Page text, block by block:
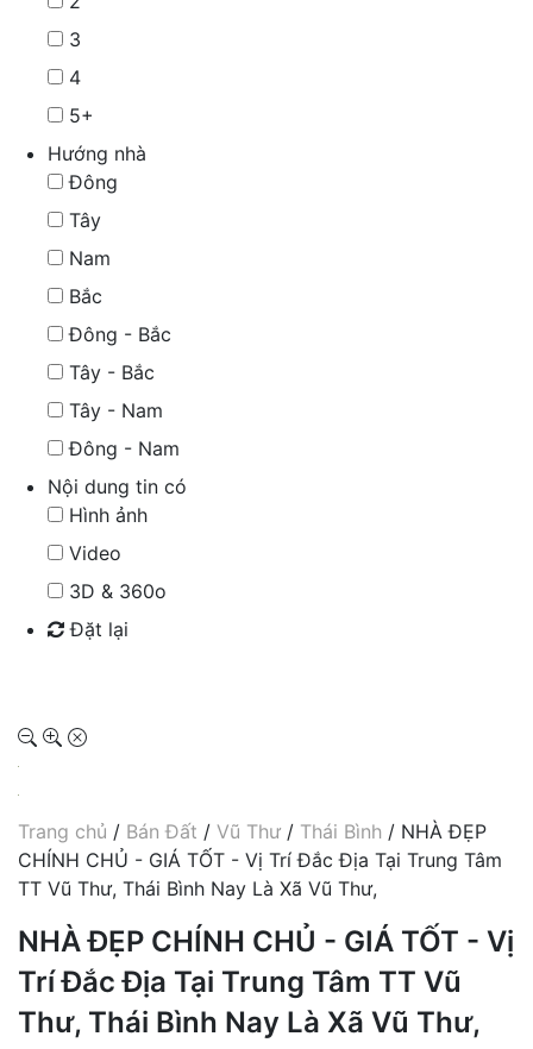
3
4
5+
Hướng nhà
Đông
Tây
Nam
Bắc
Đông - Bắc
Tây - Bắc
Tây - Nam
Đông - Nam
Nội dung tin có
Hình ảnh
Video
3D & 360o
Đặt lại
Trang chủ / Bán Đất / Vũ Thư / Thái Bình / NHÀ ĐẸP
CHÍNH CHỦ - GIÁ TỐT - Vị Trí Đắc Địa Tại Trung Tâm
TT Vũ Thư, Thái Bình Nay Là Xã Vũ Thư,
NHÀ ĐẸP CHÍNH CHỦ - GIÁ TỐT - Vị
Trí Đắc Địa Tại Trung Tâm TT Vũ
Thư, Thái Bình Nay Là Xã Vũ Thư,